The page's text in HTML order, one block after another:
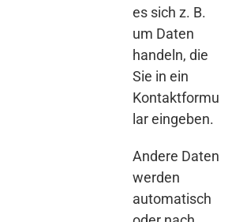
es sich z. B.
um Daten
handeln, die
Sie in ein
Kontaktformu
lar eingeben.
Andere Daten
werden
automatisch